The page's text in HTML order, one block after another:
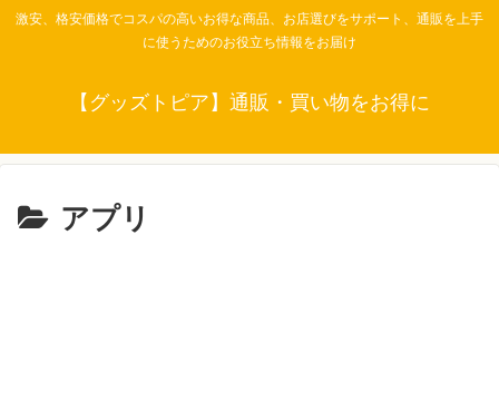
激安、格安価格でコスパの高いお得な商品、お店選びをサポート、通販を上手
に使うためのお役立ち情報をお届け
【グッズトピア】通販・買い物をお得に
アプリ